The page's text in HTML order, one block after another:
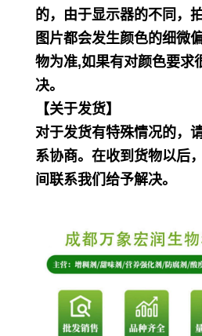
的，由于显示器的不同，
图片都会发生颜色的细微
物为准,如果有对颜色要求
决。
【关于发货】
对于发货有特殊情况的，
系协商。在收到货物以后
间联系我们给予解决。